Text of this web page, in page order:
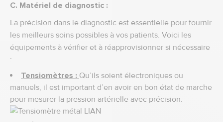
C. Matériel de diagnostic :
La précision dans le diagnostic est essentielle pour fournir
les meilleurs soins possibles à vos patients. Voici les
équipements à vérifier et à réapprovisionner si nécessaire
:
Tensiomètres : Qu’ils soient électroniques ou
manuels, il est important d’en avoir en bon état de marche
pour mesurer la pression artérielle avec précision.